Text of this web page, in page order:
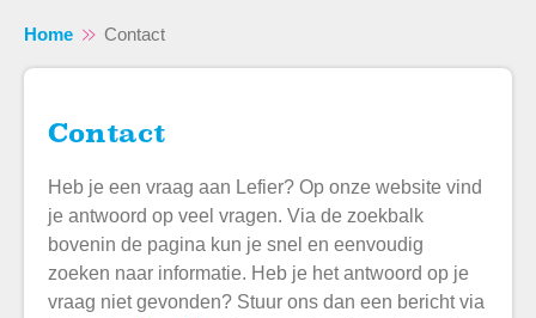
Naar hoofdinhoud
Naar hoofdnavigatiemenu
Naar zoeken
Home Contact
Contact
Heb je een vraag aan Lefier? Op onze website vind
je antwoord op veel vragen. Via de zoekbalk
bovenin de pagina kun je snel en eenvoudig
zoeken naar informatie. Heb je het antwoord op je
vraag niet gevonden? Stuur ons dan een bericht via